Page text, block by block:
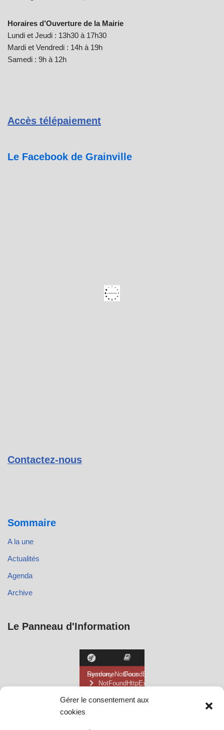
Gérer le consentement aux
cookies
Horaires d’Ouverture de la Mairie
Lundi et Jeudi : 13h30 à 17h30
Mardi et Vendredi : 14h à 19h
Samedi : 9h à 12h
Accès télépaiement
Le Facebook de Grainville
Contactez-nous
Sommaire
A la une
Actualités
Agenda
Archive
Le Panneau d'Information